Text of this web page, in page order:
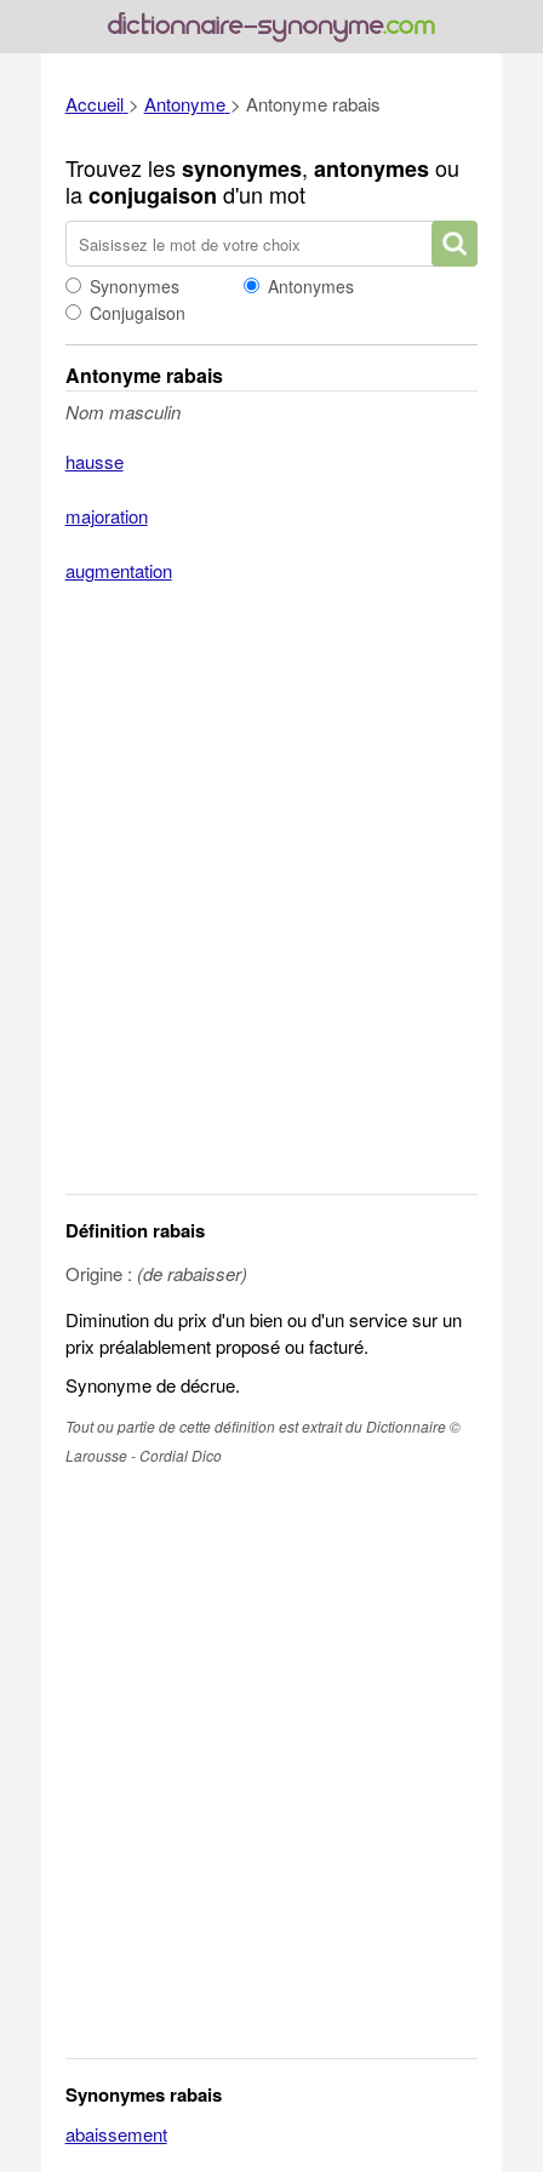
Accueil > Antonyme > Antonyme rabais
Trouvez lessynonymes, antonymesou
laconjugaison d'un mot
Synonymes
Antonymes
Conjugaison
Antonyme rabais
Nom masculin
hausse
majoration
augmentation
Définition rabais
Origine : (de rabaisser)
Diminution du prix d'un bien ou d'un service sur un
prix préalablement proposé ou facturé.
Synonyme de décrue.
Tout ou partie de cette définition est extrait du Dictionnaire ©
Larousse - Cordial Dico
Synonymes rabais
abaissement